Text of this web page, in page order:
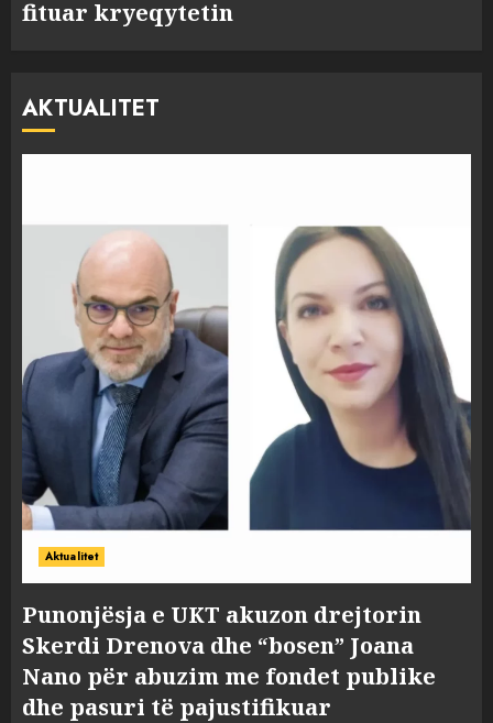
fituar kryeqytetin
AKTUALITET
Aktualitet
Punonjësja e UKT akuzon drejtorin
Skerdi Drenova dhe “bosen” Joana
Nano për abuzim me fondet publike
dhe pasuri të pajustifikuar